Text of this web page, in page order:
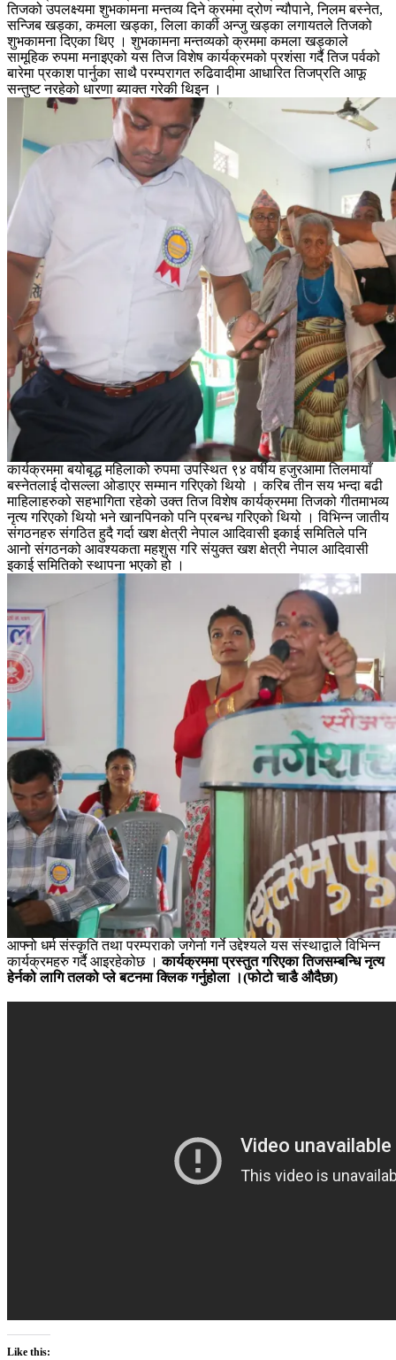
तिजको उपलक्ष्यमा शुभकामना मन्तव्य दिने क्रममा द्रोण न्यौपाने, निलम बस्नेत,
सन्जिब खड्का, कमला खड्का, लिला कार्की अन्जु खड्का लगायतले तिजको
शुभकामना दिएका थिए । शुभकामना मन्तव्यको क्रममा कमला खड्काले
सामूहिक रुपमा मनाइएको यस तिज विशेष कार्यक्रमको प्रशंसा गर्दै तिज पर्वको
बारेमा प्रकाश पार्नुका साथै परम्परागत रुढिवादीमा आधारित तिजप्रति आफू
सन्तुष्ट नरहेको धारणा ब्याक्त गरेकी थिइन ।
कार्यक्रममा बयोबृद्ध महिलाको रुपमा उपस्थित ९४ वर्षीय हजुरआमा तिलमायाँ
बस्नेतलाई दोसल्ला ओडाएर सम्मान गरिएको थियो । करिब तीन सय भन्दा बढी
माहिलाहरुको सहभागिता रहेको उक्त तिज विशेष कार्यक्रममा तिजको गीतमाभव्य
नृत्य गरिएको थियो भने खानपिनको पनि प्रबन्ध गरिएको थियो । विभिन्न जातीय
संगठनहरु संगठित हुदै गर्दा खश क्षेत्री नेपाल आदिवासी इकाई समितिले पनि
आनो संगठनको आवश्यकता महशुस गरि संयुक्त खश क्षेत्री नेपाल आदिवासी
इकाई समितिको स्थापना भएको हो ।
आफ्नो धर्म संस्कृति तथा परम्पराको जगेर्ना गर्ने उद्देश्यले यस संस्थाद्वाले विभिन्न
कार्यक्रमहरु गर्दै आइरहेकोछ ।कार्यक्रममा प्रस्तुत गरिएका तिजसम्बन्धि नृत्य
हेर्नको लागि तलको प्ले बटनमा क्लिक गर्नुहोला ।(फोटो चाडै औदैछा)
Like this: